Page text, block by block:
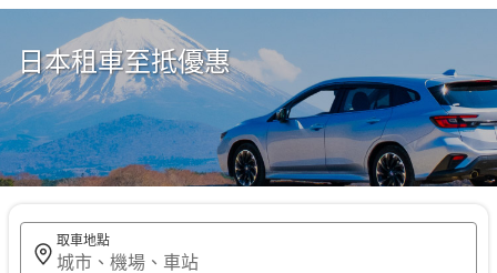
日本租車至抵優惠
取車地點
城市、機場、車站